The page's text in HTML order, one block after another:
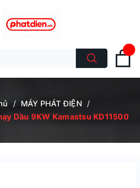
/ MÁY PHÁT ĐIỆN /
Dầu 9KW Kamastsu KD11500